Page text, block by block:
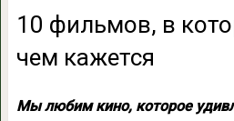
10 фильмов, в
чем кажется
Мы любим кино, которое